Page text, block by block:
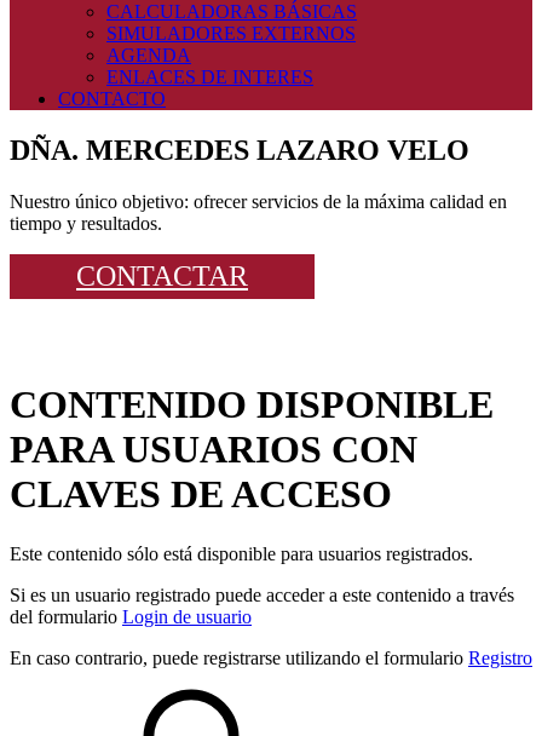
CALCULADORAS BÁSICAS
SIMULADORES EXTERNOS
AGENDA
ENLACES DE INTERES
CONTACTO
DÑA. MERCEDES LAZARO VELO
Nuestro único objetivo: ofrecer servicios de la máxima calidad en
tiempo y resultados.
CONTACTAR
CONTENIDO DISPONIBLE
PARA USUARIOS CON
CLAVES DE ACCESO
Este contenido sólo está disponible para usuarios registrados.
Si es un usuario registrado puede acceder a este contenido a través
del formulario Login de usuario
En caso contrario, puede registrarse utilizando el formulario Registro